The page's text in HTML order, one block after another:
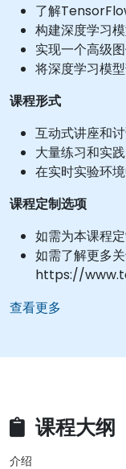
了解
构建深度学习模
实现一个高级图
将深度学习模
课程形式
互动式讲座和讨
大量练习和实践
在实时实验环
课程定制选项
如需为本课程
如需了解更多
https://
查看更多
课程大纲
介绍